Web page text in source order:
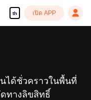
th เปิด APP
ได้ชั่วคราวในพื้นที่
ทางลิขสิทธิ์